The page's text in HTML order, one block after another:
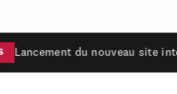
Lancement du nouveau site